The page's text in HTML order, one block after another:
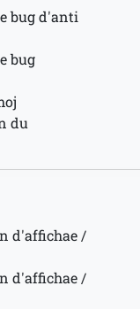
bug d'anti
bug
du
d'affichae /
d'affichae /